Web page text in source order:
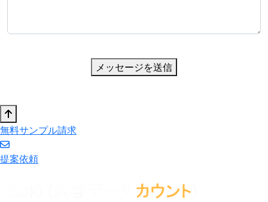
メッセージを送信
無料サンプル請求
提案依頼